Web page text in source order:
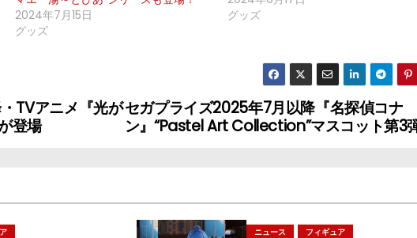
2024年7月15日
グッズ
グッズ
セガプライズ2025年7月以降『名探偵コナ
ン』“Pastel Art Collection”マスコット第3
TVアニメ『光が
登場
ニュース フィギュア